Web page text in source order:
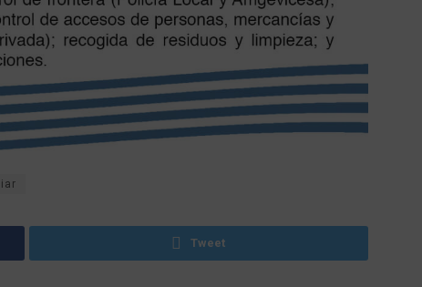
Tweet